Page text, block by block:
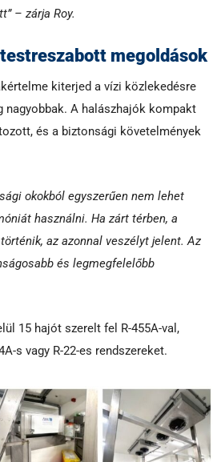
– zárja Roy.
megoldások
kiterjed a vízi közlekedésre
nagyobbak. A halászhajók kompakt
és a biztonsági követelmények
okokból egyszerűen nem lehet
használni. Ha zárt térben, a
az azonnal veszélyt jelent. Az
és legmegfelelőbb
15 hajót szerelt fel R-455A-val,
s vagy R-22-es rendszereket.